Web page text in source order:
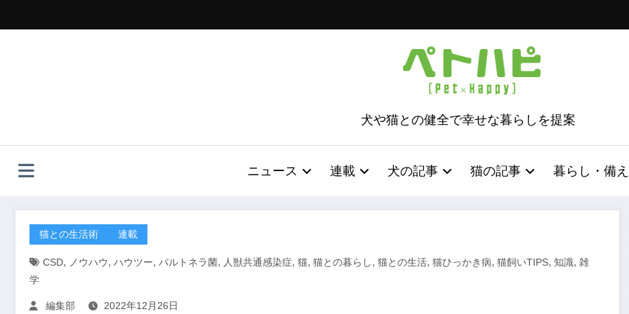
ッ
犬や猫との健全で幸せな暮らしを提案
ニュース 連載 犬の記事 猫の記事 暮らし・備え
猫との生活術 連載
CSD, ノウハウ, ハウツー, バルトネラ菌, 人獣共通感染症, 猫, 猫との暮らし, 猫との生活, 猫ひっかき病, 猫飼いTIPS, 知識, 雑
学
編集部 2022年12月26日